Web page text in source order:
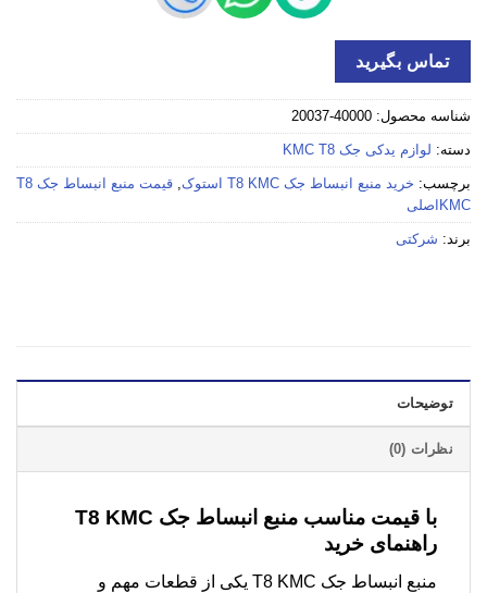
تماس بگیرید
شناسه محصول: 40000-20037
دسته: لوازم یدکی جک KMC T8
برچسب: خرید منبع انبساط جک T8 KMC استوک ,
قیمت منبع انبساط جک T8
KMCاصلی
برند: شرکتی
توضیحات
نظرات (0)
با قیمت مناسب منبع انبساط جک T8 KMC
راهنمای خرید
منبع انبساط جک T8 KMC یکی از قطعات مهم و